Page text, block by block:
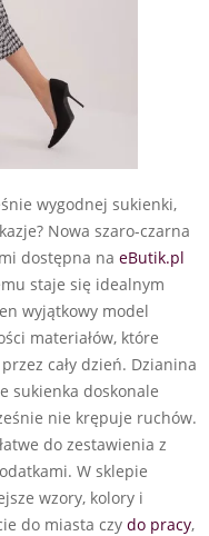
wygodnej sukienki,
Nowa szaro-czarna
dostępna na eButik.pl
staje się idealnym
wyjątkowy model
materiałów, które
cały dzień. Dzianina
sukienka doskonale
nie krępuje ruchów.
do zestawienia z
W sklepie
wzory, kolory i
do miasta czy do pracy,